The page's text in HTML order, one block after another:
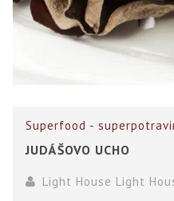
Superfood -
JUDÁŠOVO UCHO
Light House Light